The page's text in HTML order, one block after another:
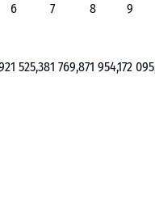
6 7 8 9
1 525,381 769,871 954,172